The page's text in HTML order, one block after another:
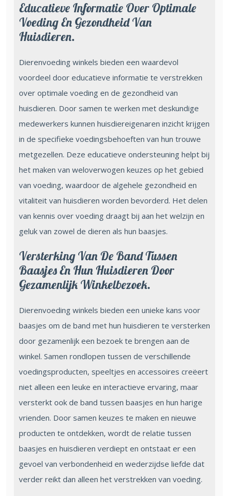
Educatieve Informatie Over Optimale
Voeding En Gezondheid Van
Huisdieren.
Dierenvoeding winkels bieden een waardevol
voordeel door educatieve informatie te verstrekken
over optimale voeding en de gezondheid van
huisdieren. Door samen te werken met deskundige
medewerkers kunnen huisdiereigenaren inzicht krijgen
in de specifieke voedingsbehoeften van hun trouwe
metgezellen. Deze educatieve ondersteuning helpt bij
het maken van weloverwogen keuzes op het gebied
van voeding, waardoor de algehele gezondheid en
vitaliteit van huisdieren worden bevorderd. Het delen
van kennis over voeding draagt bij aan het welzijn en
geluk van zowel de dieren als hun baasjes.
Versterking Van De Band Tussen
Baasjes En Hun Huisdieren Door
Gezamenlijk Winkelbezoek.
Dierenvoeding winkels bieden een unieke kans voor
baasjes om de band met hun huisdieren te versterken
door gezamenlijk een bezoek te brengen aan de
winkel. Samen rondlopen tussen de verschillende
voedingsproducten, speeltjes en accessoires creëert
niet alleen een leuke en interactieve ervaring, maar
versterkt ook de band tussen baasjes en hun harige
vrienden. Door samen keuzes te maken en nieuwe
producten te ontdekken, wordt de relatie tussen
baasjes en huisdieren verdiept en ontstaat er een
gevoel van verbondenheid en wederzijdse liefde dat
verder reikt dan alleen het verstrekken van voeding.